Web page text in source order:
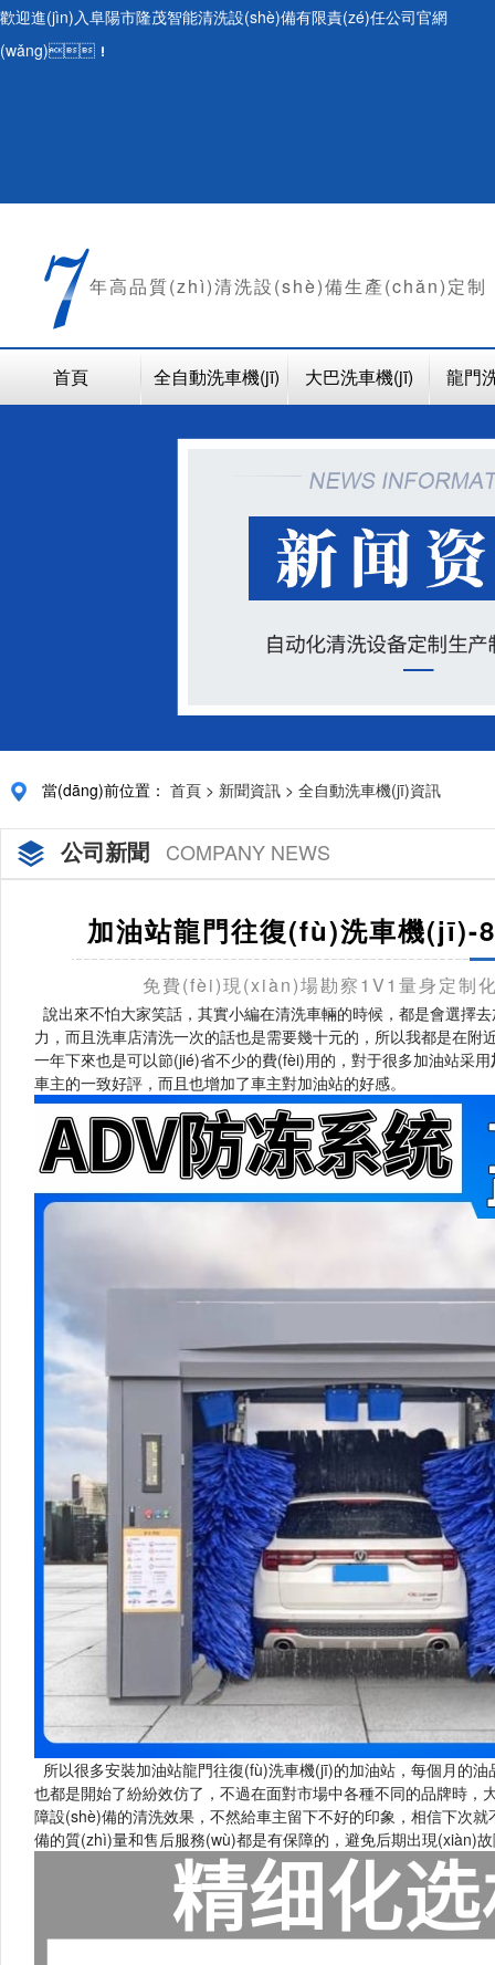
歡迎進(jìn)入阜陽市隆茂智能清洗設(shè)備有限責(zé)任公司官網
(wǎng)！
年高品質(zhì)清洗設(shè)備生產(chǎn)定制
首頁 全自動洗車機(jī) 大巴洗車機(jī) 龍門
當(dāng)前位置： 首頁 > 新聞資訊 > 全自動洗車機(jī)資訊
公司新聞 COMPANY NEWS
加油站龍門往復(fù)洗車機(jī)-
免費(fèi)現(xiàn)場勘察1V1量身定制化
說出來不怕大家笑話，其實小編在清洗車輛的時候，都是會選
力，而且洗車店清洗一次的話也是需要幾十元的，所以我都是在
一年下來也是可以節(jié)省不少的費(fèi)用的，對于很多加油站采用
車主的一致好評，而且也增加了車主對加油站的好感。
所以很多安裝加油站龍門往復(fù)洗車機(jī)的加油站，每個月的油品
也都是開始了紛紛效仿了，不過在面對市場中各種不同的品牌時，
障設(shè)備的清洗效果，不然給車主留下不好的印象，相信下次就
備的質(zhì)量和售后服務(wù)都是有保障的，避免后期出現(xiàn)故障